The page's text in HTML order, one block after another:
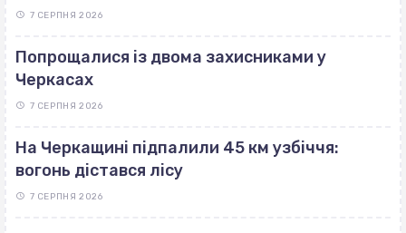
7 СЕРПНЯ 2026
Попрощалися із двома захисниками у
Черкасах
7 СЕРПНЯ 2026
На Черкащині підпалили 45 км узбіччя:
вогонь дістався лісу
7 СЕРПНЯ 2026